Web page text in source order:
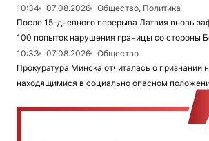
10:34
07.08.2026
Общество, Политика
После 15-дневного перерыва Латвия вновь
100 попыток нарушения границы со стороны
10:33
07.08.2026
Общество
Прокуратура Минска отчиталась о признании
находящимися в социально опасном